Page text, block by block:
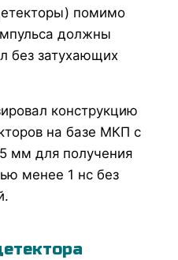
помимо
должны
без затухающих
конструкцию
на базе МКП с
мм для получения
менее 1 нс без